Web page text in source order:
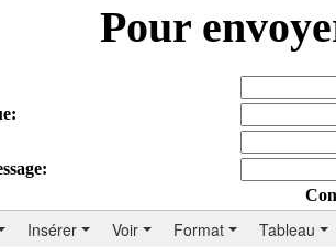
Pour
Insérer Voir Format Tableau